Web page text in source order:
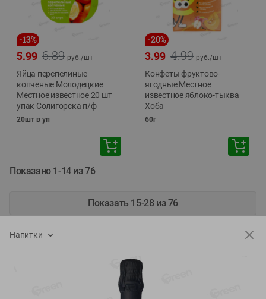
-13%
6.89
5.99 руб./шт
Яйца перепелиные
копченые Молодецкие
Местное известное 20 шт
упак Солигорска п/ф
20шт в уп
-20%
4.99
3.99 руб./шт
Конфеты фруктово-
ягодные Местное
известное яблоко-тыква
Хоба
60г
Показано 1-14 из 76
Показать 15-28 из 76
Напитки